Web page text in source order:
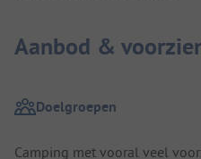
Aanbod &
Doelgroepen
Camping met vooral veel